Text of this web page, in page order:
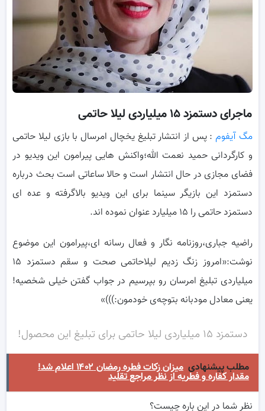
ماجرای دستمزد ۱۵ میلیاردی لیلا حاتمی
مگ آیفوم : پس از انتشار تبلیغ یخچال امرسال با بازی لیلا حاتمی
و کارگردانی حمید نعمت الله؛واکنش هایی پیرامون این ویدیو در
فضای مجازی در حال انتشار است و حالا ساعاتی است بحث درباره
دستمزد این بازیگر سینما برای این ویدیو بالاگرفته و عده ای
دستمزد حاتمی را ۱۵ میلیارد عنوان نموده اند.
راضیه جباری،روزنامه نگار و فعال رسانه ای،پیرامون این موضوع
نوشت:«امروز زنگ زدیم لیلاحاتمی صحت و سقم دستمزد ۱۵
میلیاردی تبلیغ امرسان رو بپرسیم در جواب گفتن خیلی شخصیه!
یعنی معادل مودبانه بتوچه‌ی خودمون:)))»
دستمزد ۱۵ میلیاردی لیلا حاتمی برای تبلیغ این محصول!
مطلب پیشنهادی میزان زکات فطره رمضان ۱۴۰۲ اعلام شد!
مقدار کفاره و فطریه از نظر مراجع تقلید
نظر شما در این باره چیست؟